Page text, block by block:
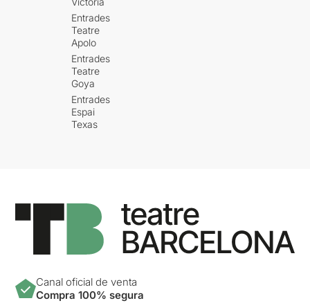
Entrades
Teatre
Apolo
Entrades
Teatre
Goya
Entrades
Espai
Texas
Canal oficial de venta
Compra 100% segura